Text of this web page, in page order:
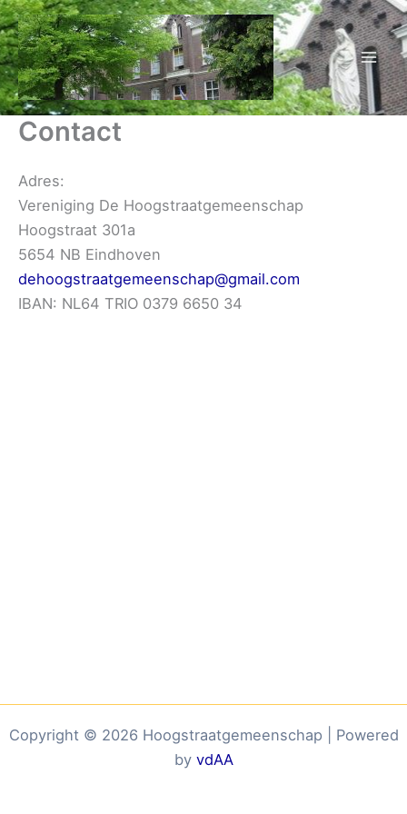
Ga
naar
de
inhoud
Contact
Adres:
Vereniging De Hoogstraatgemeenschap
Hoogstraat 301a
5654 NB Eindhoven
dehoogstraatgemeenschap@gmail.com
IBAN: NL64 TRIO 0379 6650 34
Copyright © 2026 Hoogstraatgemeenschap | Powered
by vdAA